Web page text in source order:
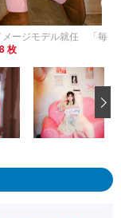
メージモデル就任 「毎
枚